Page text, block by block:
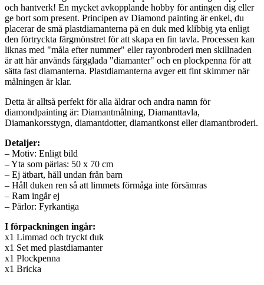
och hantverk! En mycket avkopplande hobby för antingen dig eller
ge bort som present. Principen av Diamond painting är enkel, du
placerar de små plastdiamanterna på en duk med klibbig yta enligt
den förtryckta färgmönstret för att skapa en fin tavla. Processen kan
liknas med "måla efter nummer" eller rayonbroderi men skillnaden
är att här används färgglada "diamanter" och en plockpenna för att
sätta fast diamanterna. Plastdiamanterna avger ett fint skimmer när
målningen är klar.
Detta är alltså perfekt för alla åldrar och andra namn för
diamondpainting är: Diamantmålning, Diamanttavla,
Diamankorsstygn, diamantdotter, diamantkonst eller diamantbroderi.
Detaljer:
– Motiv: Enligt bild
– Yta som pärlas: 50 x 70 cm
– Ej ätbart, håll undan från barn
– Håll duken ren så att limmets förmåga inte försämras
– Ram ingår ej
– Pärlor: Fyrkantiga
I förpackningen ingår:
x1 Limmad och tryckt duk
x1 Set med plastdiamanter
x1 Plockpenna
x1 Bricka